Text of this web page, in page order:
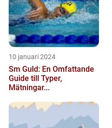
10 januari 2024
Sm Guld: En Omfattande
Guide till Typer,
Mätningar...